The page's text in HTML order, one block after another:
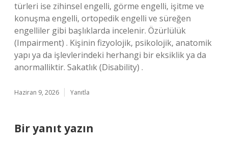
türleri ise zihinsel engelli, görme engelli, işitme ve
konuşma engelli, ortopedik engelli ve süreğen
engelliler gibi başlıklarda incelenir. Özürlülük
(Impairment) . Kişinin fizyolojik, psikolojik, anatomik
yapı ya da işlevlerindeki herhangi bir eksiklik ya da
anormalliktir. Sakatlık (Disability) .
Haziran 9, 2026 Yanıtla
Bir yanıt yazın